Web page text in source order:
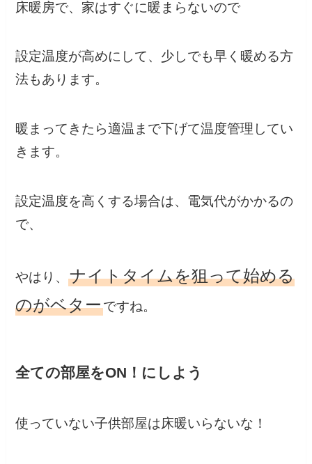
床暖房で、家はすぐに暖まらないので
設定温度が高めにして、少しでも早く暖める方
法もあります。
暖まってきたら適温まで下げて温度管理してい
きます。
設定温度を高くする場合は、電気代がかかるの
で、
やはり、ナイトタイムを狙って始める
のがベターですね。
全ての部屋をON！にしよう
使っていない子供部屋は床暖いらないな！